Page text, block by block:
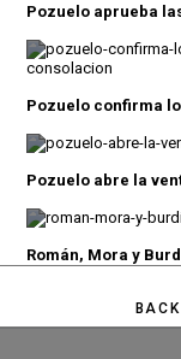
Pozuelo aprueba
Pozuelo confirma
Pozuelo abre la
Román, Mora y